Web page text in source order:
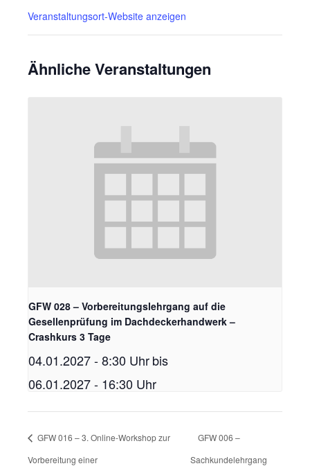
Veranstaltungsort-Website anzeigen
Ähnliche Veranstaltungen
GFW 028 – Vorbereitungslehrgang auf die
Gesellenprüfung im Dachdeckerhandwerk –
Crashkurs 3 Tage
04.01.2027 - 8:30 Uhrbis
06.01.2027 - 16:30 Uhr
GFW 016 – 3. Online-Workshop zur
Vorbereitung einer
GFW 006 –
Sachkundelehrgang